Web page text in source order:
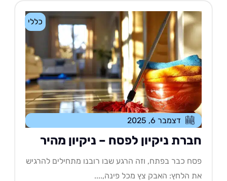
כללי
דצמבר 6, 2025
ניקיון לפסח – ניקיון מהיר
כבר בפתח, וזה הרגע שבו רובנו מתחילים להרגיש
הלחץ: האבק צץ מכל פינה,....